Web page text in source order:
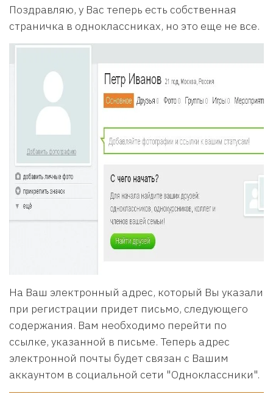
Поздравляю, у Вас теперь есть собственная
страничка в одноклассниках, но это еще не все.
На Ваш электронный адрес, который Вы указали
при регистрации придет письмо, следующего
содержания. Вам необходимо перейти по
ссылке, указанной в письме. Теперь адрес
электронной почты будет связан с Вашим
аккаунтом в социальной сети "Одноклассники".